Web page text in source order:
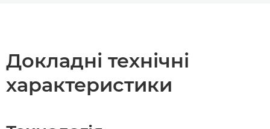
Докладні технічні
характеристики